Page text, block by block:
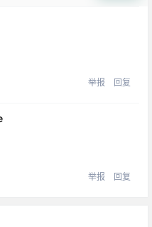
举报 回复
举报 回复
了！